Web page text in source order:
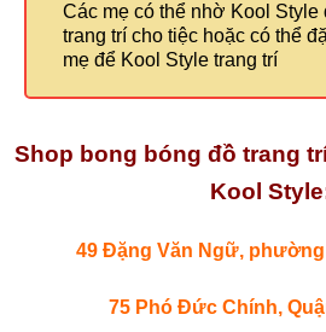
Các mẹ có thể nhờ Kool Style
trang trí cho tiệc hoặc có thể
mẹ để Kool Style trang trí
Shop bong bóng đồ trang
Kool
49 Đặng Văn Ngữ, phường
75 Phó Đức Chính,